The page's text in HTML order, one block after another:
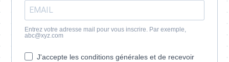
Entrez votre adresse mail pour vous inscrire. Par exemple,
abc@xyz.com
J'accepte les conditions générales et de recevoir